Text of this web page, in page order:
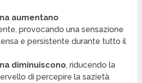
aumentano
provocando una sensazione
e persistente durante tutto il
diminuiscono, riducendo la
di percepire la sazietà.